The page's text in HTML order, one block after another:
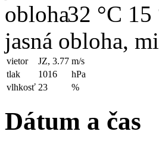
32 °C 15
jasná obloha,
vietor JZ, 3.77 m/s
tlak
1016
hPa
vlhkosť 23 %
Dátum a čas